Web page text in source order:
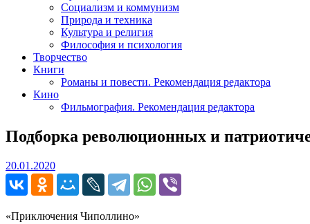
Социализм и коммунизм
Природа и техника
Культура и религия
Философия и психология
Творчество
Книги
Романы и повести. Рекомендация редактора
Кино
Фильмография. Рекомендация редактора
Подборка революционных и
20.01.202020.01.2020
«Приключения Чиполлино»